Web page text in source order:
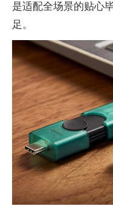
是适配全场景的贴心
足。